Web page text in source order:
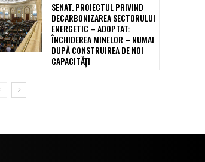
SENAT. PROIECTUL PRIVIND
DECARBONIZAREA SECTORULUI
ENERGETIC – ADOPTAT:
ÎNCHIDEREA MINELOR – NUMAI
DUPĂ CONSTRUIREA DE NOI
CAPACITĂȚI